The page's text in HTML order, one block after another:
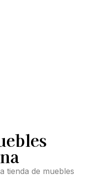
tienda de muebles